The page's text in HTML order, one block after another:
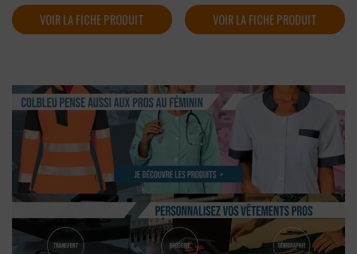
VOIR LA FICHE PRODUIT VOIR LA FICHE PRODUIT